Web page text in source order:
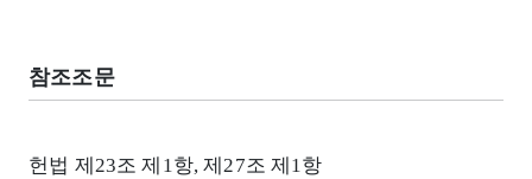
참조조문
헌법 제23조 제1항, 제27조 제1항